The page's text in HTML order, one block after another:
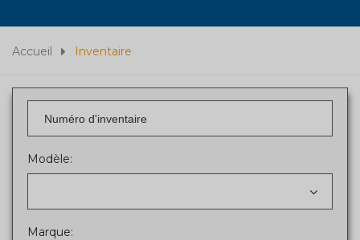
Accueil Inventaire
Modèle:
Marque: